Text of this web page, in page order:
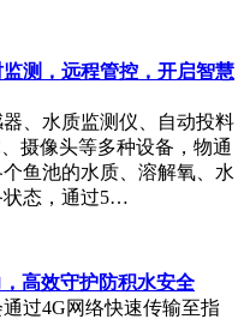
测，远程管控，开启智慧
、水质监测仪、自动投料
摄像头等多种设备，物通
鱼池的水质、溶解氧、水
状态，通过5…
高效守护防积水安全
过4G网络快速传输至指